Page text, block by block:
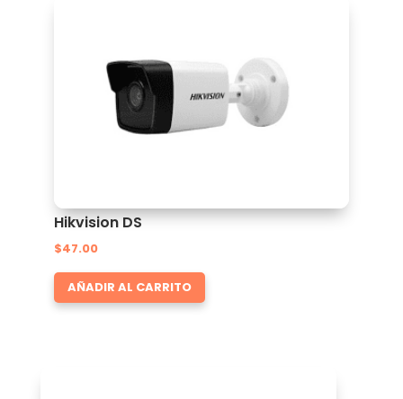
Hikvision DS
$47.00
AÑADIR AL CARRITO